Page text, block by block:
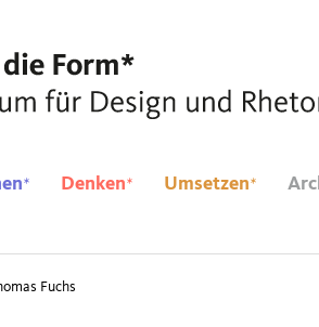
* Denken* Umsetzen*
Fuchs